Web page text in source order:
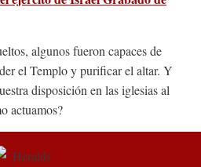
algunos fueron capaces de
el Templo y purificar el altar. Y
disposición en las iglesias al
actuamos?